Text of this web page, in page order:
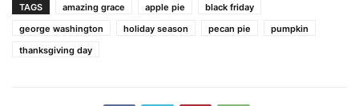
TAGS amazing grace apple pie
black friday
george washington
holiday season pecan pie
pumpkin
thanksgiving day